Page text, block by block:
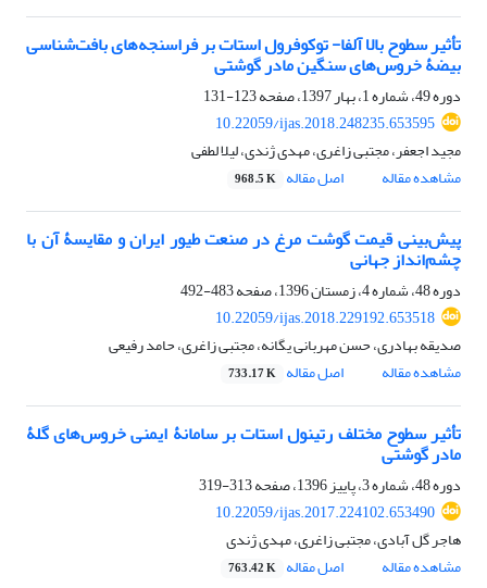
تأثیر سطوح بالا آلفا- توکوفرول استات بر فراسنجه‌های بافت‌شناسی
بیضۀ خروس‌های سنگین‌ مادر گوشتی
دوره 49، شماره 1، بهار 1397، صفحه
123-131
10.22059/ijas.2018.248235.653595
مجید اجعفر، مجتبی زاغری، مهدی ژندی، لیلا لطفی
مشاهده مقاله
اصل مقاله 968.5 K
پیش‌بینی قیمت گوشت مرغ در صنعت طیور ایران و مقایسۀ آن با
چشم‌انداز جهانی
دوره 48، شماره 4، زمستان 1396، صفحه
483-492
10.22059/ijas.2018.229192.653518
صدیقه بهادری، حسن مهربانی یگانه، مجتبی زاغری، حامد رفیعی
مشاهده مقاله
اصل مقاله 733.17 K
تأثیر سطوح مختلف رتینول استات بر سامانۀ ایمنی خروس‌های گلۀ
مادر گوشتی
دوره 48، شماره 3، پاییز 1396، صفحه
313-319
10.22059/ijas.2017.224102.653490
هاجر گل آبادی، مجتبی زاغری، مهدی ژندی
مشاهده مقاله
اصل مقاله 763.42 K